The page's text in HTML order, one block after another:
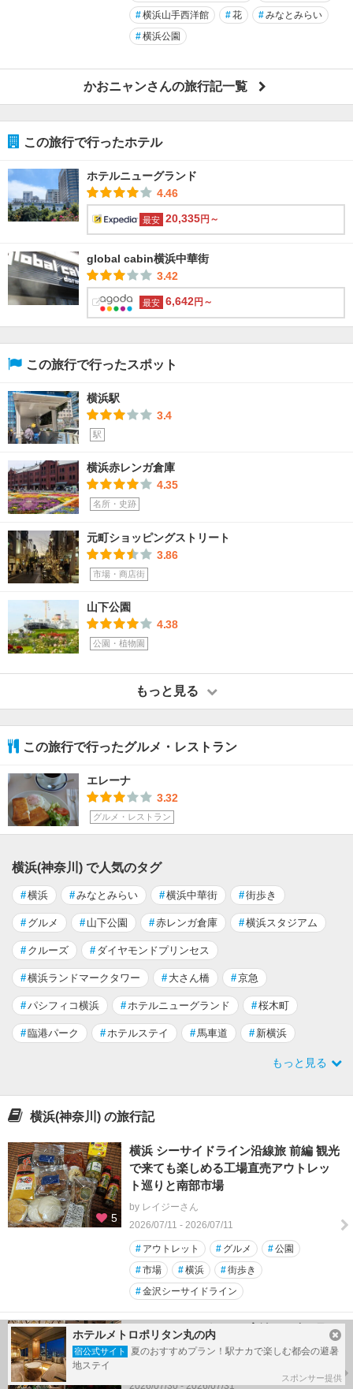
#横浜山手西洋館 #花 #みなとみらい
#横浜公園
かおニャンさんの旅行記一覧
この旅行で行ったホテル
ホテルニューグランド
4.46
最安 20,335円～
global cabin横浜中華街
3.42
最安 6,642円～
この旅行で行ったスポット
横浜駅
3.4
駅
横浜赤レンガ倉庫
4.35
名所・史跡
元町ショッピングストリート
3.86
市場・商店街
山下公園
4.38
公園・植物園
もっと見る
この旅行で行ったグルメ・レストラン
エレーナ
3.32
グルメ・レストラン
横浜(神奈川) で人気のタグ
#横浜 #みなとみらい #横浜中華街 #街歩き
# グルメ # 山下公園 #赤レンガ倉庫 #横浜スタジアム
# クルーズ # ダイヤモンドプリンセス
#横浜ランドマークタワー # 大さん橋 #京急
#パシフィコ横浜 #ホテルニューグランド #桜木町
#臨港パーク #ホテルステイ #馬車道 # 新横浜
もっと見る
横浜(神奈川) の旅行記
5
横浜 シーサイドライン沿線旅 前編 観光
で来ても楽しめる工場直売アウトレッ
ト巡りと南部市場
by レイジーさん
2026/07/11 - 2026/07/11
# アウトレット # グルメ #公園
#市場 #横浜 #街歩き
#金沢シーサイドライン
ホテルニューグランド宿泊2026年7月30
日
2026/07/30 - 2026/07/31
ホテルメトロポリタン丸の内
宿公式サイト
夏のおすすめプラン！駅ナカで楽しむ都会の避暑
地ステイ
スポンサー提供